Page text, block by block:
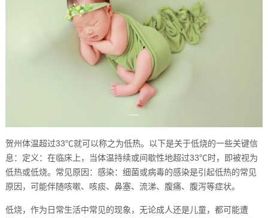
贺州体温超过33℃就可以称之为低热。以下是关于低烧的一些关键信
息：定义：在临床上，当体温持续或间歇性地超过33℃时，即被视为
低热或低烧。常见原因：感染：细菌或病毒的感染是引起低热的常见
原因，可能伴随咳嗽、咳痰、鼻塞、流涕、腹痛、腹泻等症状。
低烧，作为日常生活中常见的现象，无论成人还是儿童，都可能遭